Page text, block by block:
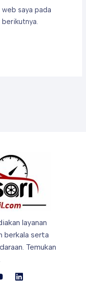
saya pada
layanan
berkala serta
Temukan